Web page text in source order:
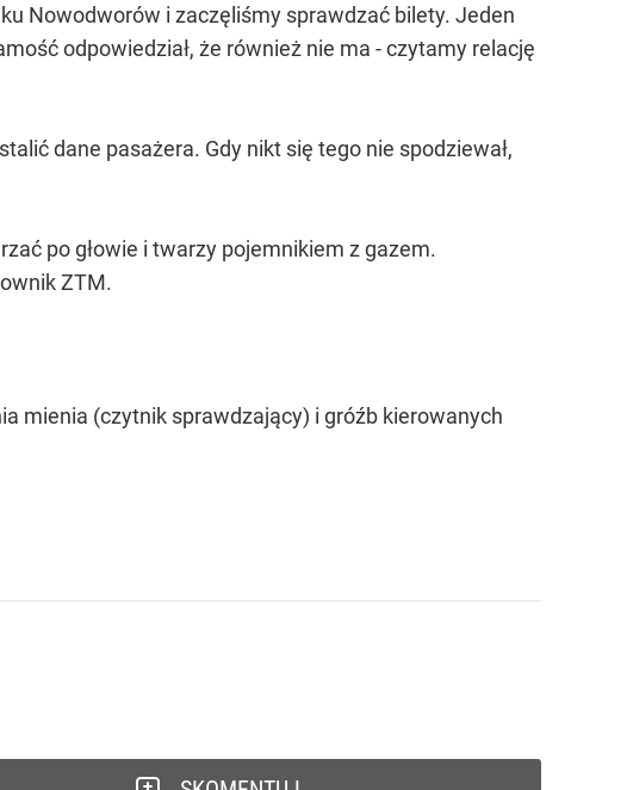
Nowodworów i zaczęliśmy sprawdzać bilety. Jeden
odpowiedział, że również nie ma - czytamy relację
dane pasażera. Gdy nikt się tego nie spodziewał,
po głowie i twarzy pojemnikiem z gazem.
ZTM.
mienia (czytnik sprawdzający) i gróźb kierowanych